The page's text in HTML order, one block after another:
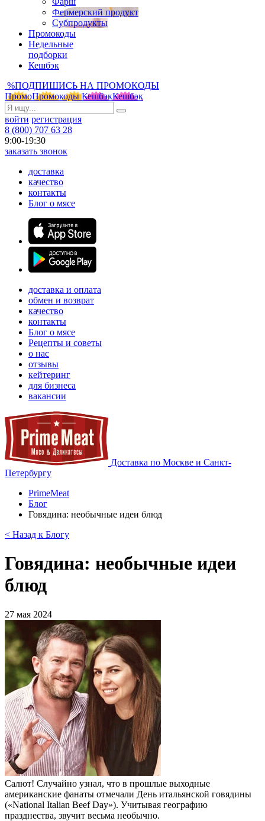
Фермерский продукт
Субпродукты
Промокоды
Недельные
подборки
Кешбэк
%ПОДПИШИСЬ НА ПРОМОКОДЫ
ПромоПромокоды КешбэкКешбэк
войти регистрация
8 (800) 707 63 28
9:00-19:30
заказать звонок
доставка
качество
контакты
Блог о мясе
доставка и оплата
обмен и возврат
качество
контакты
Блог о мясе
Рецепты и советы
о нас
отзывы
кейтеринг
для бизнеса
вакансии
Доставка по Москве и Санкт-
Петербургу
PrimeMeat
Блог
Говядина: необычные идеи блюд
< Назад к Блогу
Говядина: необычные идеи
блюд
27 мая 2024
Салют! Случайно узнал, что в прошлые выходные
американские фанаты отмечали День итальянской говядины
(«National Italian Beef Day»). Учитывая географию
празднества, звучит весьма необычно.